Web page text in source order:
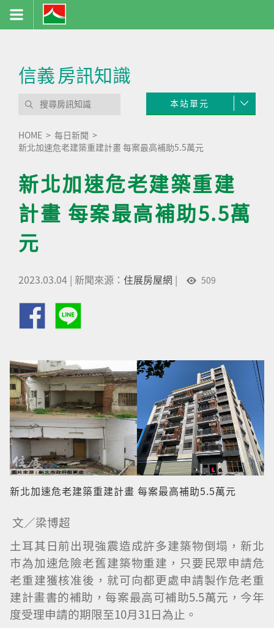
信義房訊知識
本站單元
HOME
每日新聞
新北加速危老建築重建計畫 每案最高補助5.5萬元
新北加速危老建築重建
計畫 每案最高補助5.5萬
元
2023.03.04 | 新聞來源： 住展房屋網 | 509
新北加速危老建築重建計畫 每案最高補助5.5萬元
文／梁博超
土耳其日前出現強震造成許多建築物倒塌，新北
市為加速危險老舊建築物重建，只要民眾申請危
老重建獲核准後，就可向都更處申請製作危老重
建計畫書的補助，每案最高可補助5.5萬元，今年
度受理申請的期限至10月31日為止。